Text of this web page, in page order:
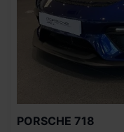
PORSCHE 718